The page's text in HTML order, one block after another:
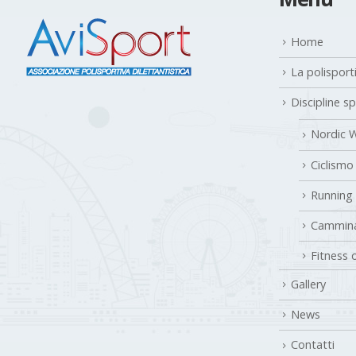
Home
La
Discipline
Nordic
Running
Fitness
Gallery
News
Contatti